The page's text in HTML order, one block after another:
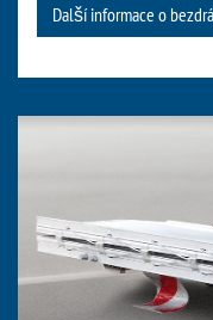
Další informace o